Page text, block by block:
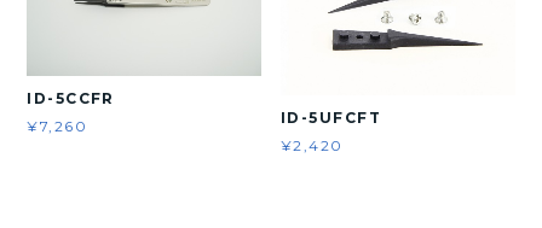
ID-5CCFR
¥7,260
ID-5UFCFT
¥2,420